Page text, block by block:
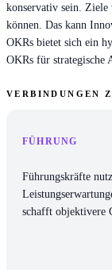
konservativ sein. Ziele
können. Das kann
OKRs bietet sich ein
OKRs für strategische
VERBINDUNGEN
FÜHRUNG
Führungskräfte
schafft objektivere